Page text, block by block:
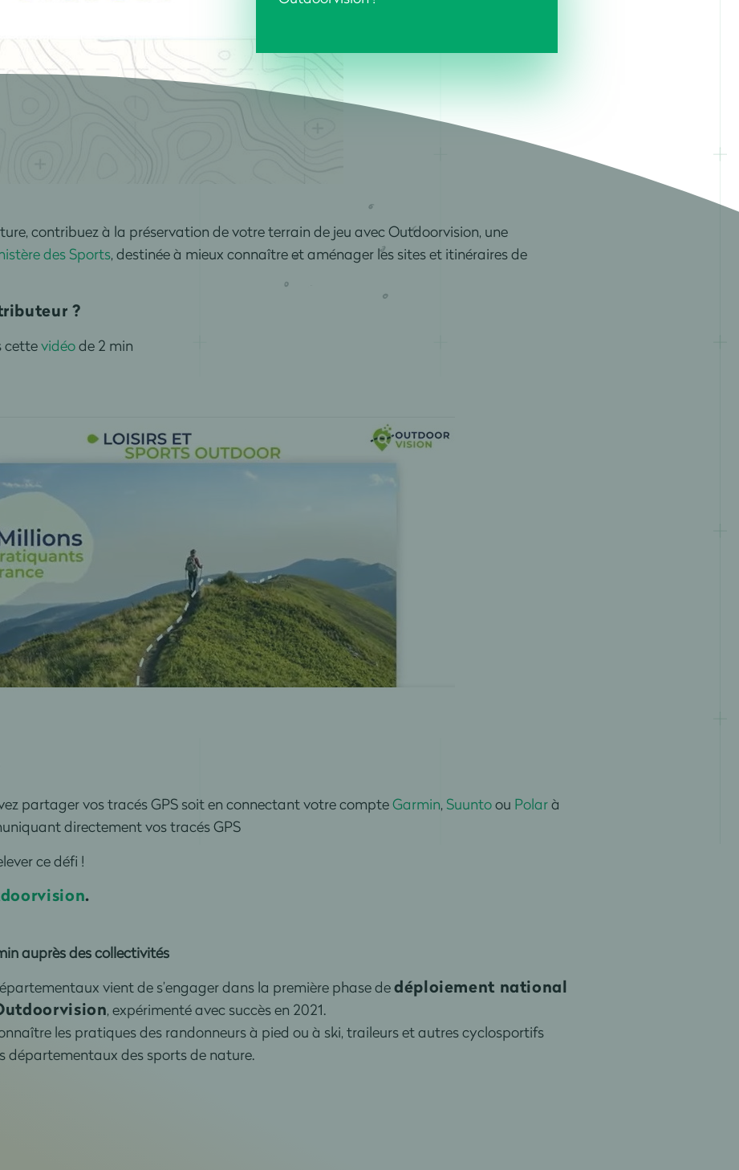
contribuez à la préservation de votre terrain de jeu avec Outdoorvision, une
des Sports, destinée à mieux connaître et aménager les sites et itinéraires de
?
cettevidéode 2 min
partager vos tracés GPS soit en connectant votre compteGarmin,Suuntoou Polarà
directement vos tracés GPS
ce défi !
.
auprès des collectivités
vient de s’engager dans la première phase dedéploiement national
, expérimenté avec succès en 2021.
les pratiques des randonneurs à pied ou à ski, traileurs et autres cyclosportifs
départementaux des sports de nature.